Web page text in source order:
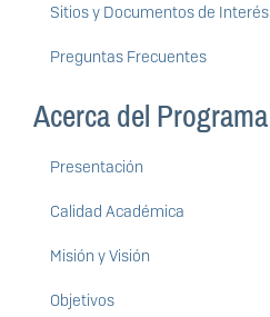
Sitios y Documentos de Interés
Preguntas Frecuentes
Acerca del Programa
Presentación
Calidad Académica
Misión y Visión
Objetivos